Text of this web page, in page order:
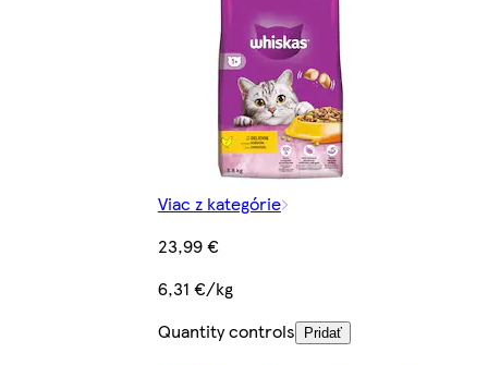
Viac z kategórie
23,99 €
6,31 €/kg
Quantity controls
Pridať